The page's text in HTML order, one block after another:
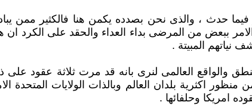
ببعض من المرضى بداء العداء والحقد على الكرد ان
نياتهم المبيتة .
والواقع العالمى لنرى بانه قد مرت ثلاثة عقود
اكثرية بلدان العالم وبالذات الولايات المتحدة
امريكا وحلفائها .